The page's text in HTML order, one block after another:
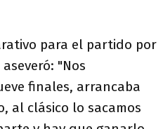
para el partido por
"Nos
finales, arrancaba
al clásico lo sacamos